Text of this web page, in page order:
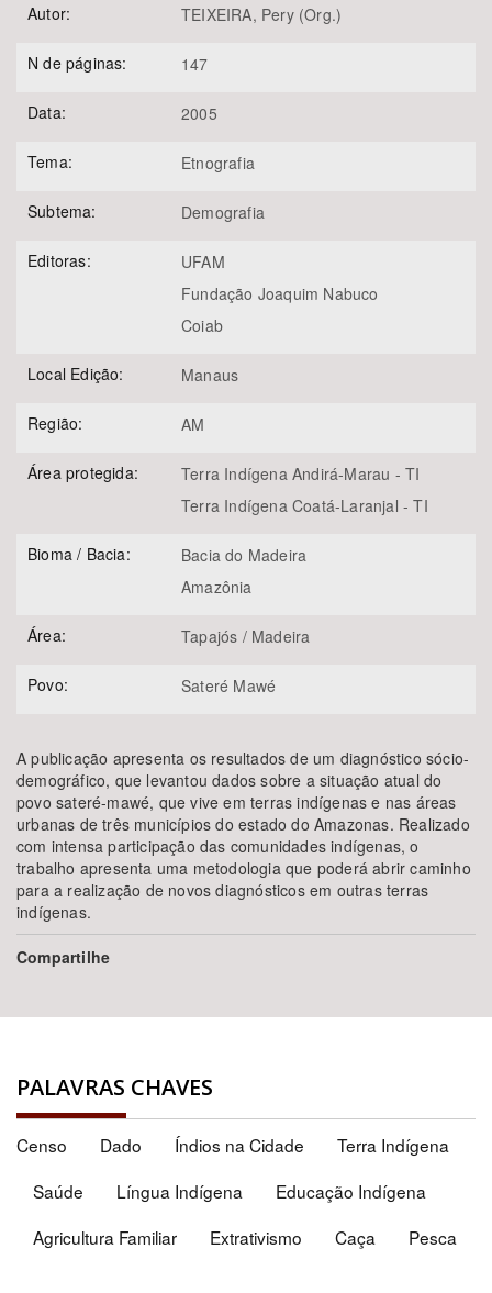
Autor: TEIXEIRA, Pery (Org.)
N de páginas: 147
Data: 2005
Tema: Etnografia
Subtema: Demografia
Editoras:
UFAM
Fundação Joaquim Nabuco
Coiab
Local Edição: Manaus
Região: AM
Área protegida:
Terra Indígena Andirá-Marau - TI
Terra Indígena Coatá-Laranjal - TI
Bioma / Bacia:
Bacia do Madeira
Amazônia
Área: Tapajós / Madeira
Povo: Sateré Mawé
A publicação apresenta os resultados de um diagnóstico sócio-
demográfico, que levantou dados sobre a situação atual do
povo sateré-mawé, que vive em terras indígenas e nas áreas
urbanas de três municípios do estado do Amazonas. Realizado
com intensa participação das comunidades indígenas, o
trabalho apresenta uma metodologia que poderá abrir caminho
para a realização de novos diagnósticos em outras terras
indígenas.
Compartilhe
PALAVRAS CHAVES
Censo Dado Índios na Cidade
Terra Indígena
Saúde
Língua Indígena
Educação Indígena
Agricultura Familiar
Extrativismo Caça Pesca